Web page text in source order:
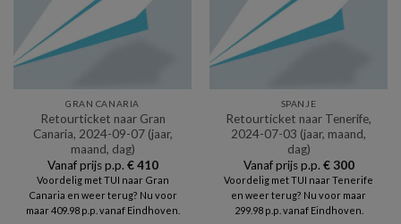
GRAN CANARIA
Retourticket naar Gran
Canaria, 2024-09-07 (jaar,
maand, dag)
Vanaf prijs p.p. €410
Voordelig met TUI naar Gran
Canaria en weer terug? Nu voor
maar 409.98 p.p. vanaf Eindhoven.
SPANJE
Retourticket naar Tenerife,
2024-07-03 (jaar, maand,
dag)
Vanaf prijs p.p. €300
Voordelig met TUI naar Tenerife
en weer terug? Nu voor maar
299.98 p.p. vanaf Eindhoven.